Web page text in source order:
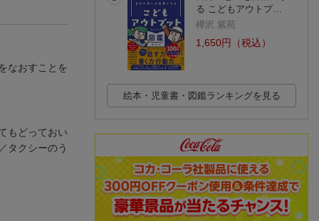
なおすことを
もどっておい
タクシーのう
る こどもアウトプ…
樺沢 紫苑
1,650円（税込）
絵本・児童書・図鑑ランキングを見る